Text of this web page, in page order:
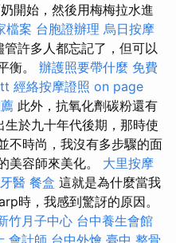
開始，然後用梅梅拉水進
檔案 台胞證辦理 烏日按摩
管許多人都忘記了，但可以
衡。 辦護照要帶什麼 免費
經絡按摩證照 on page
此外，抗氧化劑碳粉還有
於九十年代後期，那時使
不時尚，我沒有多步驟的面
美容師來美化。 大里按摩
牙醫 餐盒 這就是為什麼當我
時，我感到驚訝的原因。
竹月子中心 台中養生會館
會計師 台中外燴 臺中 整骨